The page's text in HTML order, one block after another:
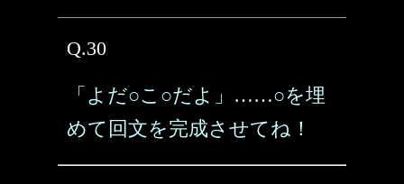
Q.30
「よだ○こ○だよ」……○を埋
めて回文を完成させてね！